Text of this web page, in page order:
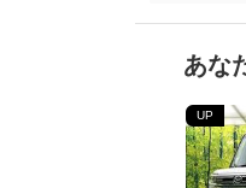
あな
UP